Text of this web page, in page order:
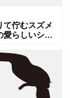
て佇むスズメ
愛らしいシル
れ、あるいは
動物をテーマ
インに馴染み
プルで認識し